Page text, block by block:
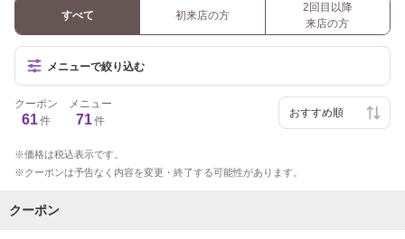
すべて 初来店の方
2回目以降
来店の方
メニューで絞り込む
クーポン
61件
メニュー
71件
価格は税込表示です。
クーポンは予告なく内容を変更・終了する可能性があります。
クーポン